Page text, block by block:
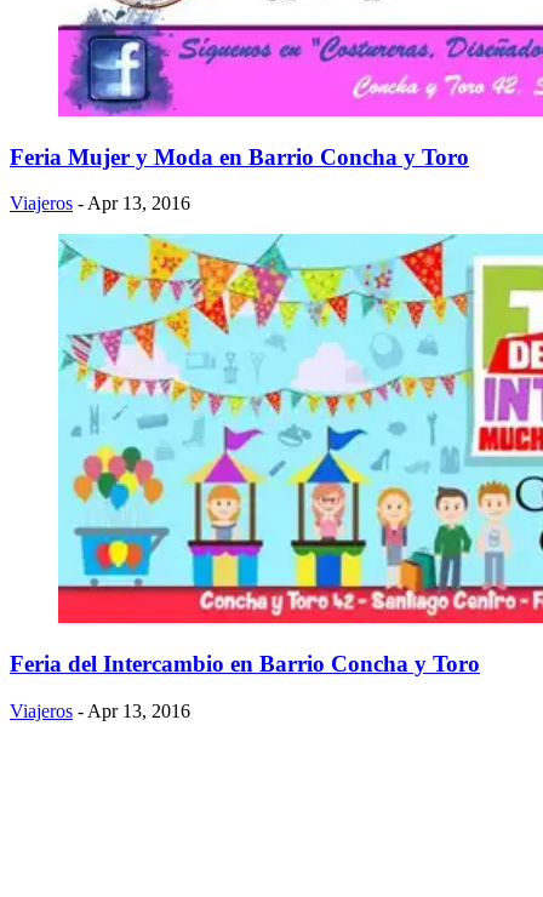
Feria Mujer y Moda en Barrio Concha y Toro
Viajeros - Apr 13, 2016
Feria del Intercambio en Barrio Concha y Toro
Viajeros - Apr 13, 2016